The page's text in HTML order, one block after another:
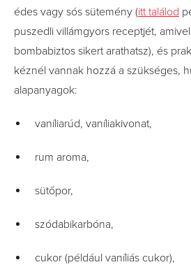
édes vagy sós sütemény (itt találod
puszedli villámgyors receptjét,
bombabiztos sikert arathatsz), és
kéznél vannak hozzá a szükséges,
alapanyagok:
vaníliarúd, vaníliakivonat,
rum aroma,
sütőpor,
szódabikarbóna,
cukor (például vaníliás cukor),